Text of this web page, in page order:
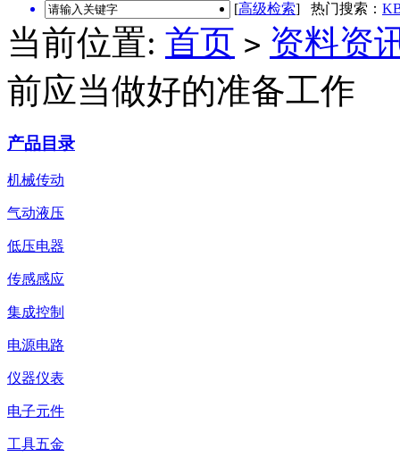
[高级检索] 热门搜索：
当前位置: 首页 > 资料资
前应当做好的准备工作
产品目录
机械传动
气动液压
低压电器
传感感应
集成控制
电源电路
仪器仪表
电子元件
工具五金